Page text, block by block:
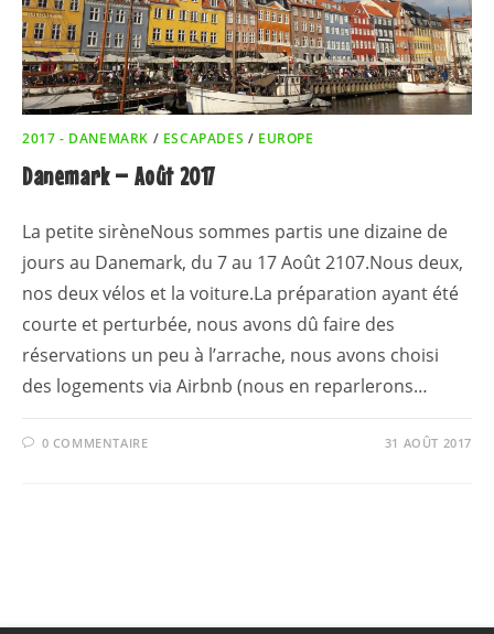
2017 - DANEMARK / ESCAPADES / EUROPE
Danemark – Août 2017
La petite sirèneNous sommes partis une dizaine de
jours au Danemark, du 7 au 17 Août 2107.Nous deux,
nos deux vélos et la voiture.La préparation ayant été
courte et perturbée, nous avons dû faire des
réservations un peu à l’arrache, nous avons choisi
des logements via Airbnb (nous en reparlerons…
0 COMMENTAIRE 31 AOÛT 2017